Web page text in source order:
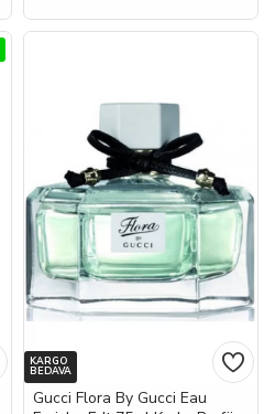
KARGO
BEDAVA
Gucci Flora By Gucci Eau